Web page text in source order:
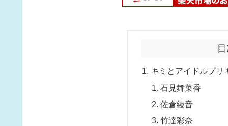
キミとアイドルプリ
石見舞菜香
佐倉綾音
竹達彩奈